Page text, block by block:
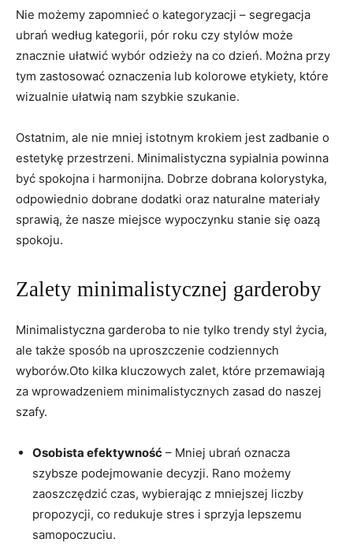
Nie możemy zapomnieć o kategoryzacji – segregacja
ubrań według kategorii, pór roku czy stylów może
znacznie ułatwić wybór odzieży na co dzień. Można przy
tym zastosować oznaczenia lub kolorowe etykiety, które
wizualnie ułatwią nam szybkie szukanie.
Ostatnim, ale nie mniej istotnym krokiem jest zadbanie o
estetykę przestrzeni. Minimalistyczna sypialnia powinna
być spokojna i harmonijna. Dobrze dobrana kolorystyka,
odpowiednio dobrane dodatki oraz naturalne materiały
sprawią, że nasze miejsce wypoczynku stanie się oazą
spokoju.
Zalety minimalistycznej garderoby
Minimalistyczna garderoba to nie tylko trendy styl życia,
ale także sposób na uproszczenie codziennych
wyborów.Oto kilka kluczowych zalet, które przemawiają
za wprowadzeniem minimalistycznych zasad do naszej
szafy.
Osobista efektywność – Mniej ubrań oznacza
szybsze podejmowanie decyzji. Rano możemy
zaoszczędzić czas, wybierając z mniejszej liczby
propozycji, co redukuje stres i sprzyja lepszemu
samopoczuciu.